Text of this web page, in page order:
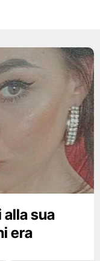
alla sua
era